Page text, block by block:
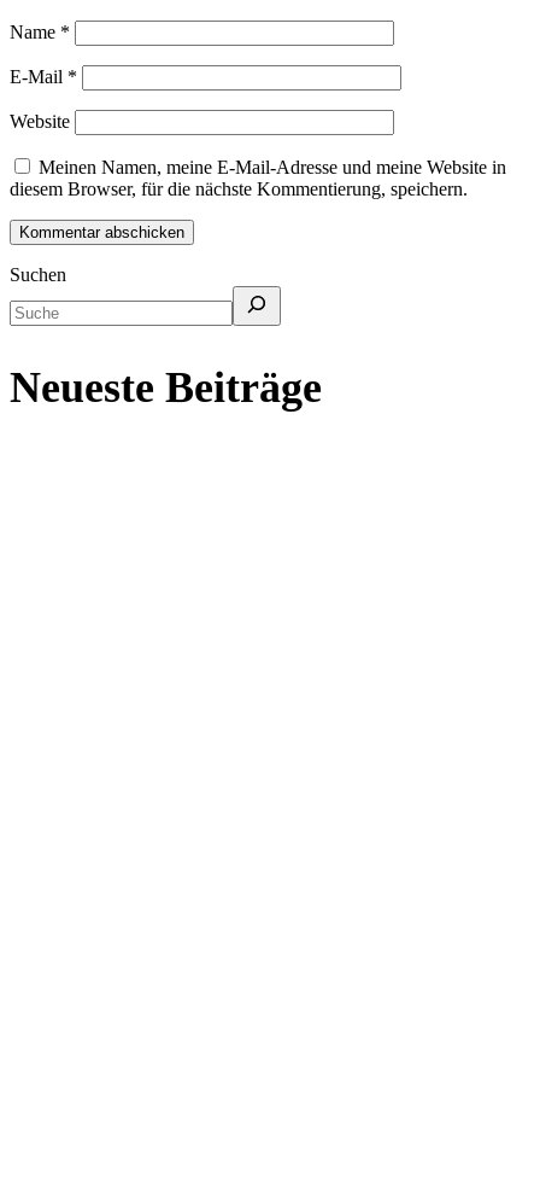
Name *
E-Mail *
Website
Meinen Namen, meine E-Mail-Adresse und meine Website in
diesem Browser, für die nächste Kommentierung, speichern.
Suchen
Neueste Beiträge